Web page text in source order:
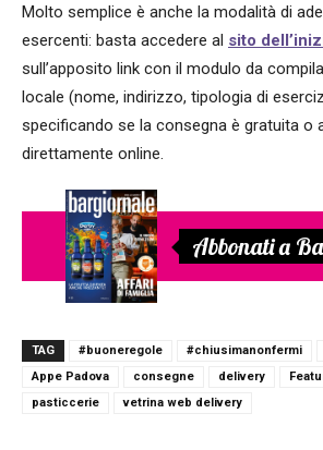
Molto semplice è anche la modalità di
esercenti: basta accedere al sito
sull’apposito link con il modulo da
locale (nome, indirizzo, tipologia di
specificando se la consegna è gratuita o
direttamente online.
Abbonati a
TAG #buoneregole #chiusimanonfermi
Appe Padova
consegne delivery
pasticcerie
vetrina web delivery